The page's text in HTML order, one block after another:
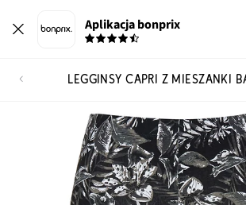
Aplikacja bonprix
LEGGINSY CAPRI Z MIESZANKI